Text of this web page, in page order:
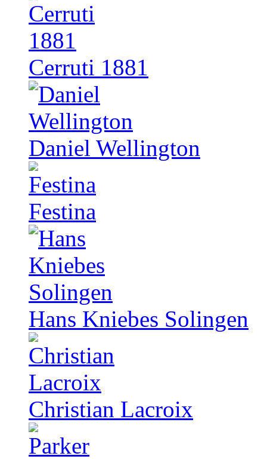
Cerruti 1881
Daniel Wellington
Festina
Hans Kniebes Solingen
Christian Lacroix